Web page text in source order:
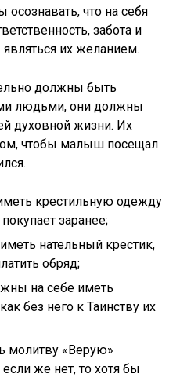
что на себя
забота и
их желанием.
должны быть
людьми, они должны
духовной жизни. Их
чтобы малыш посещал
крестильную одежду
заранее;
нательный крестик,
обряд;
на себе иметь
без него к Таинству их
молитву «Верую»
же нет, то хотя бы